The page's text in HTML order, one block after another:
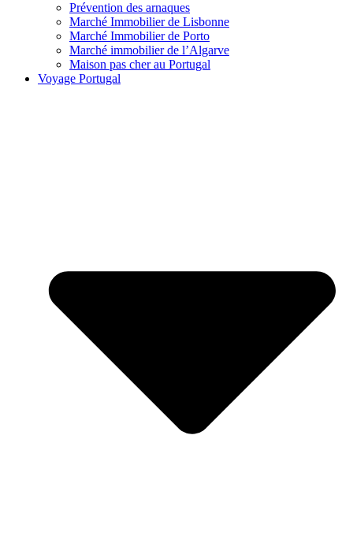
Prévention des arnaques
Marché Immobilier de Lisbonne
Marché Immobilier de Porto
Marché immobilier de l’Algarve
Maison pas cher au Portugal
Voyage Portugal